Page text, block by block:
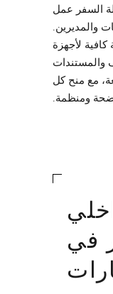
السفر عمل
والمديرين.
لأجهزة
والمستندات
مع منح كل
ومنظمة.
في